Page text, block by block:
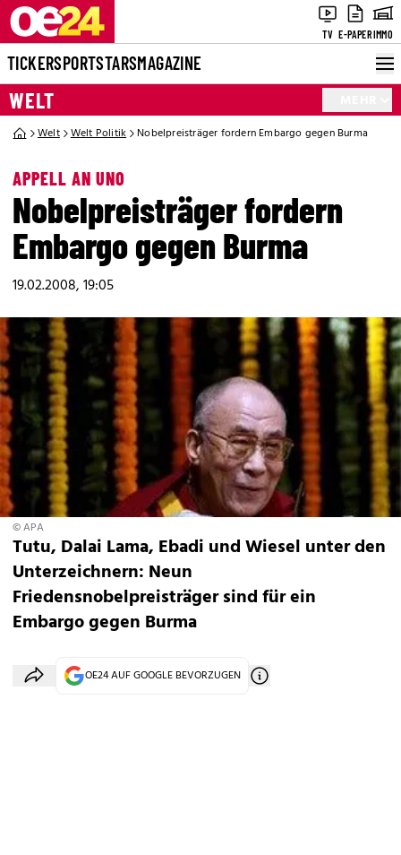
TV E-PAPERIMMO
TICKERSPORTSTARSMAGAZINE
WELT
Welt Welt Politik Nobelpreisträger fordern Embargo gegen Burma
APPELL AN UNO
Nobelpreisträger fordern
Embargo gegen Burma
19.02.2008, 19:05
© APA
Tutu, Dalai Lama, Ebadi und Wiesel unter den
Unterzeichnern: Neun
Friedensnobelpreisträger sind für ein
Embargo gegen Burma
OE24 AUF GOOGLE BEVORZUGEN